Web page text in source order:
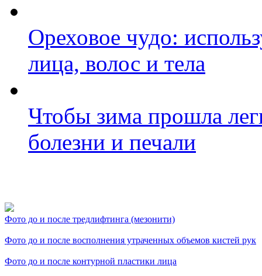
Ореховое чудо:
лица, волос и тела
Чтобы зима прошла
болезни и печали
Фото до и после тредлифтинга (мезонити)
Фото до и после восполнения утраченных объемов кистей рук
Фото до и после контурной пластики лица